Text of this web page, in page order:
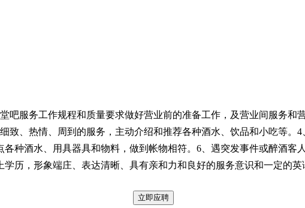
吧服务工作规程和质量要求做好营业前的准备工作，及营业间服务和
致、热情、周到的服务，主动介绍和推荐各种酒水、饮品和小吃等。
种酒水、用具器具和物料，做到帐物相符。6、遇突发事件或醉酒客
历，形象端庄、表达清晰、具有亲和力和良好的服务意识和一定的
立即应聘